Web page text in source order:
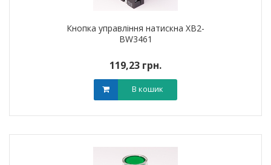
Кнопка управління натискна XB2-
BW3461
119,23 грн.
В кошик